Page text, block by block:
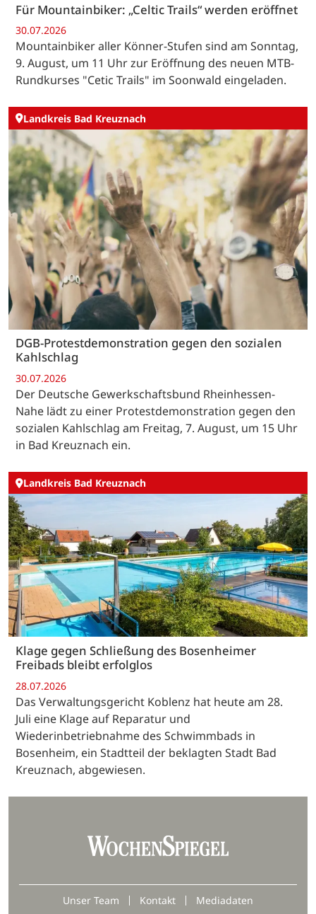
Für Mountainbiker: „Celtic Trails“ werden eröffnet
30.07.2026
Mountainbiker aller Könner-Stufen sind am Sonntag,
9. August, um 11 Uhr zur Eröffnung des neuen MTB-
Rundkurses "Cetic Trails" im Soonwald eingeladen.
Landkreis Bad Kreuznach
DGB-Protestdemonstration gegen den sozialen
Kahlschlag
30.07.2026
Der Deutsche Gewerkschaftsbund Rheinhessen-
Nahe lädt zu einer Protestdemonstration gegen den
sozialen Kahlschlag am Freitag, 7. August, um 15 Uhr
in Bad Kreuznach ein.
Landkreis Bad Kreuznach
Klage gegen Schließung des Bosenheimer
Freibads bleibt erfolglos
28.07.2026
Das Verwaltungsgericht Koblenz hat heute am 28.
Juli eine Klage auf Reparatur und
Wiederinbetriebnahme des Schwimmbads in
Bosenheim, ein Stadtteil der beklagten Stadt Bad
Kreuznach, abgewiesen.
Unser Team Kontakt
Mediadaten